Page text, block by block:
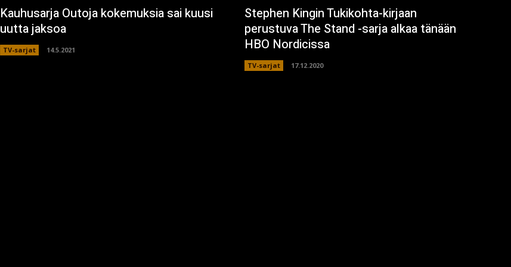
Kauhusarja Outoja kokemuksia sai kuusi
uutta jaksoa
TV-sarjat 14.5.2021
Stephen Kingin Tukikohta-kirjaan
perustuva The Stand -sarja alkaa tänään
HBO Nordicissa
TV-sarjat 17.12.2020